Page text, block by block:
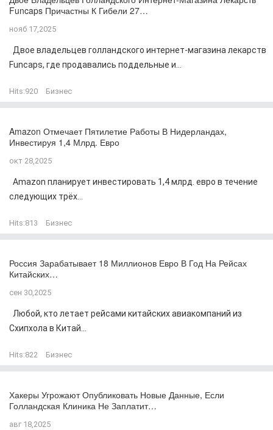
Funcaps Причастны К Гибели 27…
нояб 17,2025
Двое владельцев голландского интернет-магазина лекарств
Funcaps, где продавались поддельные и...
Hits:920 Бизнес
Amazon Отмечает Пятилетие Работы В Нидерландах,
Инвестируя 1,4 Млрд. Евро
окт 28,2025
Amazon планирует инвестировать 1,4 млрд. евро в течение
следующих трёх...
Hits:813 Бизнес
Россия Зарабатывает 18 Миллионов Евро В Год На Рейсах
Китайских…
сен 30,2025
Любой, кто летает рейсами китайских авиакомпаний из
Схипхола в Китай...
Hits:822 Бизнес
Хакеры Угрожают Опубликовать Новые Данные, Если
Голландская Клиника Не Заплатит…
авг 18,2025